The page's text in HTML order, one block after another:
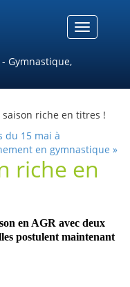
Menu
Gymnastique,
saison riche en titres !
du 15 mai à
en gymnastique »
riche en
en AGR avec deux
postulent maintenant